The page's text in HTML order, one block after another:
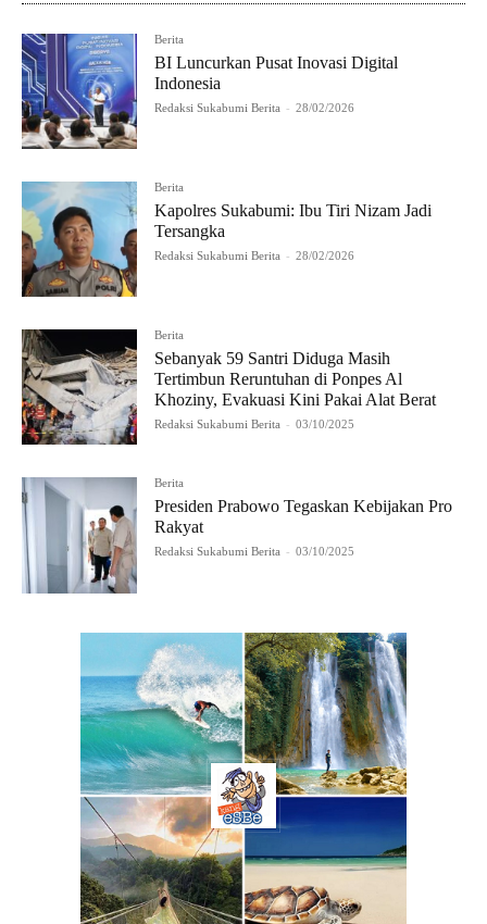
Berita
BI Luncurkan Pusat Inovasi Digital
Indonesia
Redaksi Sukabumi Berita - 28/02/2026
Berita
Kapolres Sukabumi: Ibu Tiri Nizam Jadi
Tersangka
Redaksi Sukabumi Berita - 28/02/2026
Berita
Sebanyak 59 Santri Diduga Masih
Tertimbun Reruntuhan di Ponpes Al
Khoziny, Evakuasi Kini Pakai Alat Berat
Redaksi Sukabumi Berita - 03/10/2025
Berita
Presiden Prabowo Tegaskan Kebijakan Pro
Rakyat
Redaksi Sukabumi Berita - 03/10/2025